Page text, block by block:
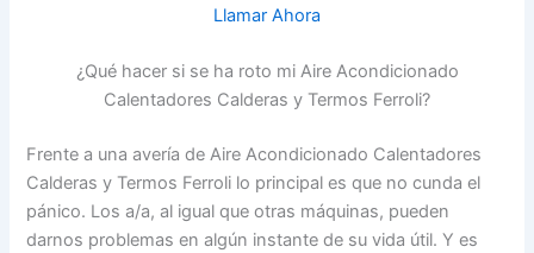
Llamar Ahora
¿Qué hacer si se ha roto mi Aire Acondicionado
Calentadores Calderas y Termos Ferroli?
Frente a una avería de Aire Acondicionado Calentadores
Calderas y Termos Ferroli lo principal es que no cunda el
pánico. Los a/a, al igual que otras máquinas, pueden
darnos problemas en algún instante de su vida útil. Y es